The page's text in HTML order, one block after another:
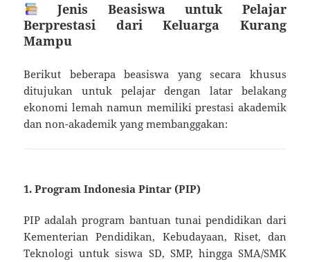
Jenis Beasiswa untuk Pelajar
Berprestasi dari Keluarga Kurang
Mampu
Berikut beberapa beasiswa yang secara khusus
ditujukan untuk pelajar dengan latar belakang
ekonomi lemah namun memiliki prestasi akademik
dan non-akademik yang membanggakan:
1. Program Indonesia Pintar (PIP)
PIP adalah program bantuan tunai pendidikan dari
Kementerian Pendidikan, Kebudayaan, Riset, dan
Teknologi untuk siswa SD, SMP, hingga SMA/SMK